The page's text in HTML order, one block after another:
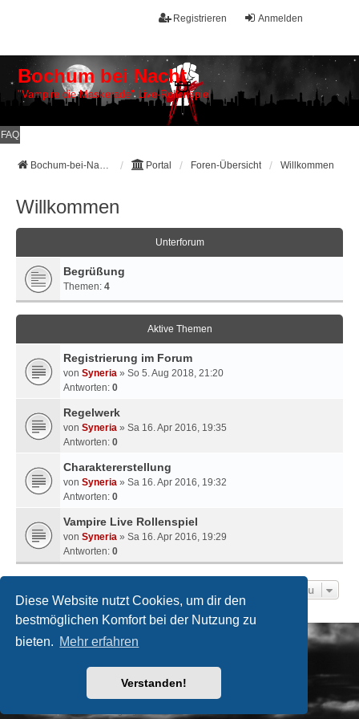
Diese Website nutzt Cookies, um dir den
bestmöglichen Komfort bei der Nutzung zu
bieten. Mehr erfahren
Verstanden!
Anmelden
Registrieren
Bochum bei Nacht
"Vampire die Maskerade" Live-Rollenspiel
FAQ
Bochum-bei-Nacht Galerie Portal Foren-Übersicht Willkommen
Willkommen
Unterforum
Begrüßung
Themen: 4
Aktive Themen
Registrierung im Forum
von Syneria » So 5. Aug 2018, 21:20
Antworten: 0
Regelwerk
von Syneria » Sa 16. Apr 2016, 19:35
Antworten: 0
Charaktererstellung
von Syneria » Sa 16. Apr 2016, 19:32
Antworten: 0
Vampire Live Rollenspiel
von Syneria » Sa 16. Apr 2016, 19:29
Antworten: 0
Gehe Zu
Bochum-bei-Nacht Galerie
® Forum Software © phpBB Limited
phpBB.de
created by INVENTEA & v12mike